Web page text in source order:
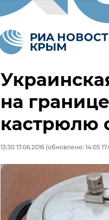
на
кастрюлю
13:30 17.06.2016 (обновлено: 14:05